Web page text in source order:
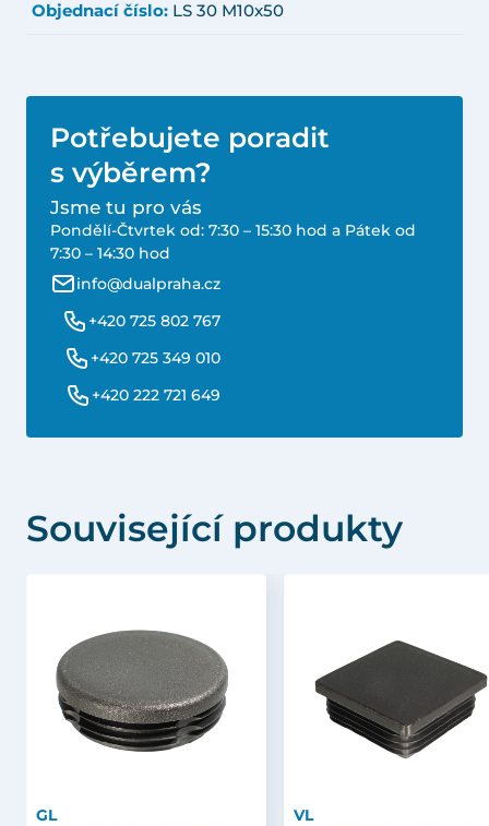
Objednací číslo: LS 30 M10x50
Potřebujete poradit
s výběrem?
Jsme tu pro vás
Pondělí-Čtvrtek od: 7:30 – 15:30 hod a Pátek od
7:30 – 14:30 hod
info@dualpraha.cz
+420 725 802 767
+420 725 349 010
+420 222 721 649
Související produkty
GL VL